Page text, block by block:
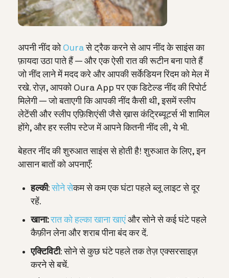
अपनी नींद को Ouraसे ट्रैक करने से आप नींद के साइंस का
फ़ायदा उठा पाते हैं — और एक ऐसी रात की रूटीन बना पाते हैं
जो नींद लाने में मदद करे और आपकी सर्केडियन रिदम को मेल में
रखे. रोज़, आपको Oura App पर एक डिटेल्ड नींद की रिपोर्ट
मिलेगी — जो बताएगी कि आपकी नींद कैसी थी, इसमें स्लीप
लेटेंसी और स्‍लीप एफ़ि‍शिएंसी जैसे ख़ास कंट्रिब्यूटर्स भी शामिल
होंगे, और हर स्लीप स्टेज में आपने कितनी नींद ली, ये भी.
बेहतर नींद की शुरुआत साइंस से होती है! शुरुआत के लिए, इन
आसान बातों को अपनाएँ:
हल्की: सोने सेकम से कम एक घंटा पहले ब्लू लाइट से दूर
रहें.
खाना:रात को हल्का खाना खाएं औरसोने से कई घंटे पहले
कैफ़ीन लेना और शराब पीना बंद कर दें.
एक्टिविटी: सोने से कुछ घंटे पहले तक तेज़ एक्सरसाइज़
करने से बचें.